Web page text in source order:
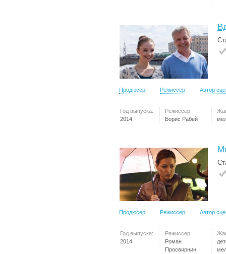
Продюсер Режиссер Автор
Год выпуска:
2014
Режиссер:
Борис Рабей
Продюсер Режиссер Автор
Год выпуска:
2014
Режиссер:
Роман
Просвирнин,